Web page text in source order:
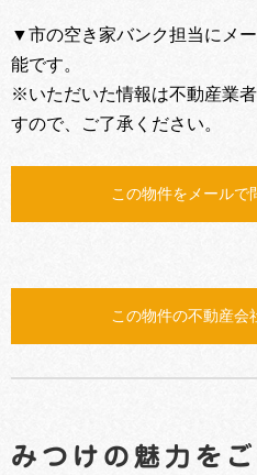
▼市の空き家バンク担当にメ
能です。
※いただいた情報は不動産業
すので、ご了承ください。
この物件をメールで
この物件の不動産会
みつけの魅力を